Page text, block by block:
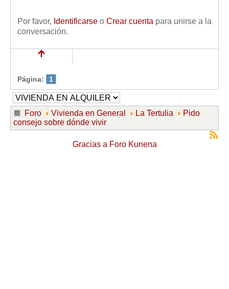
Por favor, Identificarse o Crear cuenta para unirse a la
conversación.
Página: 1
Foro Vivienda en General La Tertulia
Pido
consejo sobre dónde vivir
Gracias a Foro Kunena